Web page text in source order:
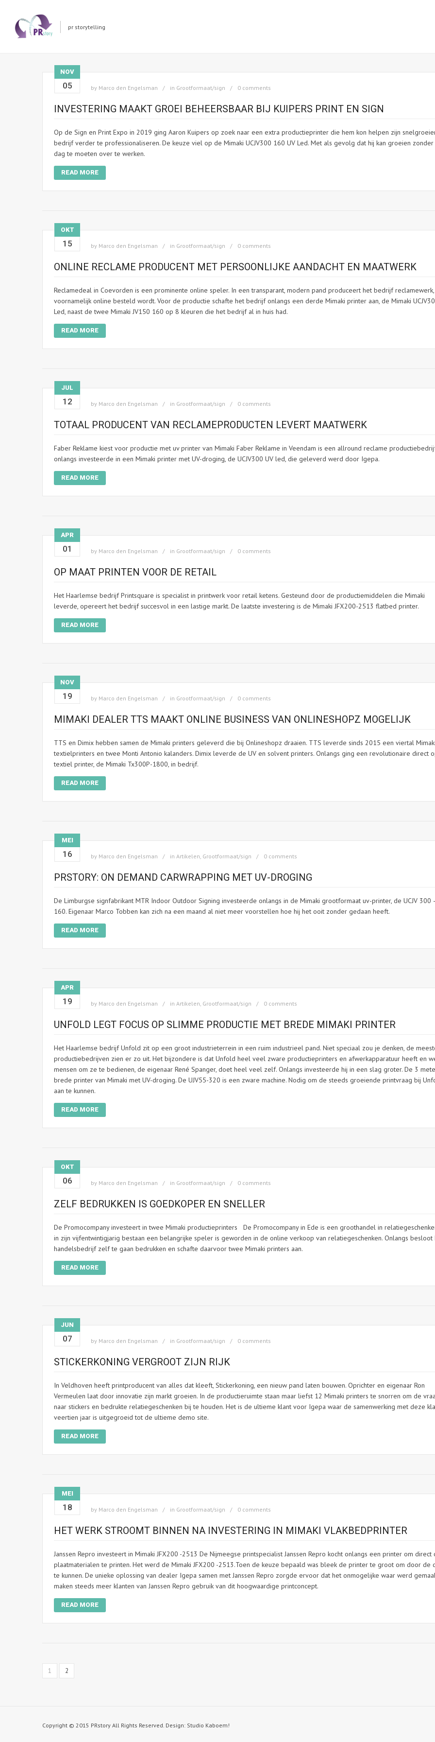
pr storytelling
NOV
05 by Marco den Engelsman in Grootformaat/sign 0 comments
INVESTERING MAAKT GROEI BEHEERSBAAR BIJ KUIPERS PRINT EN SIGN
Op de Sign en Print Expo in 2019 ging Aaron Kuipers op zoek naar een extra productieprinter die hem kon helpen zijn
bedrijf verder te professionaliseren. De keuze viel op de Mimaki UCJV300 160 UV Led. Met als gevolg dat hij kan groeien
dag te moeten over te werken.
READ MORE
OKT
15 by Marco den Engelsman in Grootformaat/sign 0 comments
ONLINE RECLAME PRODUCENT MET PERSOONLIJKE AANDACHT EN MAATWERK
Reclamedeal in Coevorden is een prominente online speler. In een transparant, modern pand produceert het bedrijf
voornamelijk online besteld wordt. Voor de productie schafte het bedrijf onlangs een derde Mimaki printer aan, de Mimaki
Led, naast de twee Mimaki JV150 160 op 8 kleuren die het bedrijf al in huis had.
READ MORE
JUL
12 by Marco den Engelsman in Grootformaat/sign 0 comments
TOTAAL PRODUCENT VAN RECLAMEPRODUCTEN LEVERT MAATWERK
Faber Reklame kiest voor productie met uv printer van Mimaki Faber Reklame in Veendam is een allround reclame
onlangs investeerde in een Mimaki printer met UV-droging, de UCJV300 UV led, die geleverd werd door Igepa.
READ MORE
APR
01 by Marco den Engelsman in Grootformaat/sign 0 comments
OP MAAT PRINTEN VOOR DE RETAIL
Het Haarlemse bedrijf Printsquare is specialist in printwerk voor retail ketens. Gesteund door de productiemiddelen die Mimaki
leverde, opereert het bedrijf succesvol in een lastige markt. De laatste investering is de Mimaki JFX200-2513 flatbed printer.
READ MORE
NOV
19 by Marco den Engelsman in Grootformaat/sign 0 comments
MIMAKI DEALER TTS MAAKT ONLINE BUSINESS VAN ONLINESHOPZ MOGELIJK
TTS en Dimix hebben samen de Mimaki printers geleverd die bij Onlineshopz draaien. TTS leverde sinds 2015 een viertal
textielprinters en twee Monti Antonio kalanders. Dimix leverde de UV en solvent printers. Onlangs ging een revolutionaire direct
textiel printer, de Mimaki Tx300P-1800, in bedrijf.
READ MORE
MEI
16 by Marco den Engelsman in Artikelen, Grootformaat/sign 0 comments
PRSTORY: ON DEMAND CARWRAPPING MET UV-DROGING
De Limburgse signfabrikant MTR Indoor Outdoor Signing investeerde onlangs in de Mimaki grootformaat uv-printer, de UCJV 300
160. Eigenaar Marco Tobben kan zich na een maand al niet meer voorstellen hoe hij het ooit zonder gedaan heeft.
READ MORE
APR
19 by Marco den Engelsman in Artikelen, Grootformaat/sign 0 comments
UNFOLD LEGT FOCUS OP SLIMME PRODUCTIE MET BREDE MIMAKI PRINTER
Het Haarlemse bedrijf Unfold zit op een groot industrieterrein in een ruim industrieel pand. Niet speciaal zou je denken, de
productiebedrijven zien er zo uit. Het bijzondere is dat Unfold heel veel zware productieprinters en afwerkapparatuur heeft en
mensen om ze te bedienen, de eigenaar René Spanger, doet heel veel zelf. Onlangs investeerde hij in een slag groter. De 3
brede printer van Mimaki met UV-droging. De UJV55-320 is een zware machine. Nodig om de steeds groeiende printvraag bij
aan te kunnen.
READ MORE
OKT
06 by Marco den Engelsman in Grootformaat/sign 0 comments
ZELF BEDRUKKEN IS GOEDKOPER EN SNELLER
De Promocompany investeert in twee Mimaki productieprinters De Promocompany in Ede is een groothandel in
in zijn vijfentwintigjarig bestaan een belangrijke speler is geworden in de online verkoop van relatiegeschenken. Onlangs besloot
handelsbedrijf zelf te gaan bedrukken en schafte daarvoor twee Mimaki printers aan.
READ MORE
JUN
07 by Marco den Engelsman in Grootformaat/sign 0 comments
STICKERKONING VERGROOT ZIJN RIJK
In Veldhoven heeft printproducent van alles dat kleeft, Stickerkoning, een nieuw pand laten bouwen. Oprichter en eigenaar Ron
Vermeulen laat door innovatie zijn markt groeien. In de productieruimte staan maar liefst 12 Mimaki printers te snorren om de
naar stickers en bedrukte relatiegeschenken bij te houden. Het is de ultieme klant voor Igepa waar de samenwerking met deze
veertien jaar is uitgegroeid tot de ultieme demo site.
READ MORE
MEI
18 by Marco den Engelsman in Grootformaat/sign 0 comments
HET WERK STROOMT BINNEN NA INVESTERING IN MIMAKI VLAKBEDPRINTER
Janssen Repro investeert in Mimaki JFX200 -2513 De Nijmeegse printspecialist Janssen Repro kocht onlangs een printer om direct
plaatmaterialen te printen. Het werd de Mimaki JFX200 -2513.Toen de keuze bepaald was bleek de printer te groot om door de
te kunnen. De unieke oplossing van dealer Igepa samen met Janssen Repro zorgde ervoor dat het onmogelijke waar werd
maken steeds meer klanten van Janssen Repro gebruik van dit hoogwaardige printconcept.
READ MORE
1 2
Copyright © 2015 PRstory All Rights Reserved. Design: Studio Kaboem!